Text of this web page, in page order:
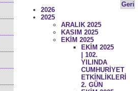
Geri
2026
2025
ARALIK 2025
KASIM 2025
EKİM 2025
EKİM 2025
| 102.
YILINDA
CUMHURİYET
ETKİNLİKLERİ
2. GÜN